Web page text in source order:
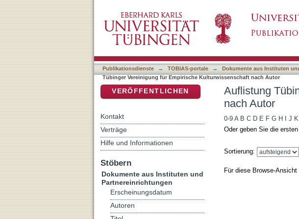
Publikationsdienste → TOBIAS-portale → Dokumente aus Instituten
Tübinger Vereinigung für Empirische Kulturwissenschaft nach Autor
Auflistung
nach Autor
0-9 A B C D E F G H J K
Oder geben Sie die
Sortierung:
Für diese Browse-
VERÖFFENTLICHEN
Kontakt
Verträge
Hilfe und Informationen
Stöbern
Dokumente aus Instituten und
Partnereinrichtungen
Erscheinungsdatum
Autoren